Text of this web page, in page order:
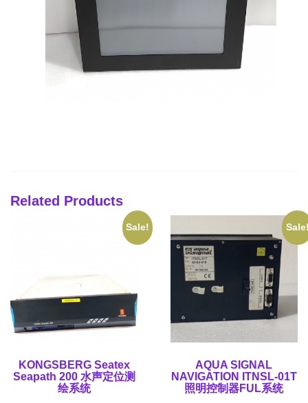
Related Products
Sale!
KONGSBERG Seatex
Seapath 200 水声定位测
绘系统
AQUA SIGNAL
NAVIGATION ITNSL-01T
照明控制器FUL系统